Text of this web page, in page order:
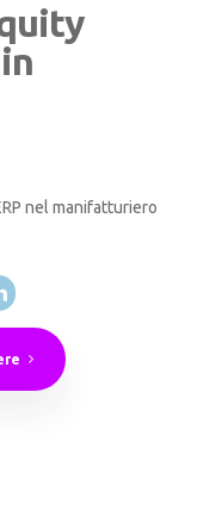
nel manifatturiero